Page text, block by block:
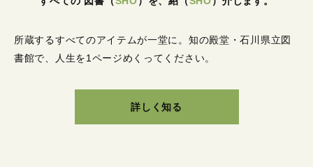
所蔵するすべてのアイテムが一堂に。 知の殿堂・石川県立図
書館で、人生を1ページめくってください。
詳しく知る